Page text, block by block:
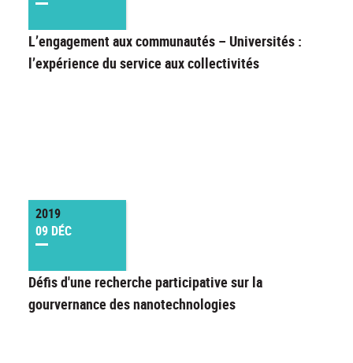
L’engagement aux communautés – Universités :
l’expérience du service aux collectivités
2019
09 DÉC
Défis d'une recherche participative sur la
gourvernance des nanotechnologies